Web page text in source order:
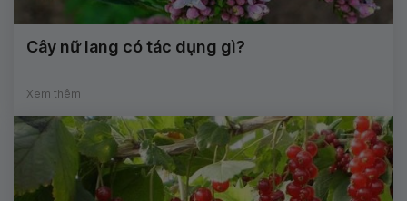
Cây nữ lang có tác dụng gì?
Xem thêm